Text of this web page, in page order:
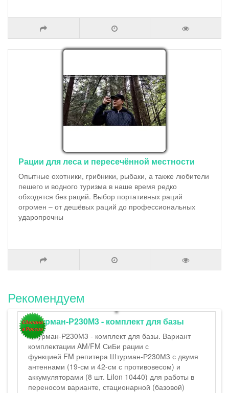
Рации для леса и пересечённой местности
Опытные охотники, грибники, рыбаки, а также любители
пешего и водного туризма в наше время редко
обходятся без раций. Выбор портативных раций
огромен – от дешёвых раций до профессиональных
ударопрочны
Рекомендуем
Штурман-Р230М3 - походный
Штурман-Р230М3 - походный комплект.
комплектации AM/FM СиБи рации с
функцией FM репитера Штурман-Р230М3 с
антеннами (19-см и 42-см с противовесом) и
аккумуляторами (8 шт. LiIon 10440) для
переносом варианте, проволочной